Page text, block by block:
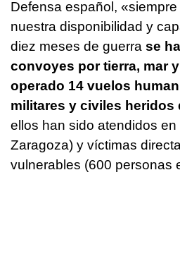
Defensa español,
nuestra disponibilidad y
diez meses de guerra se
convoyes por tierra, mar
operado 14 vuelos
militares y civiles heridos
ellos han sido atendidos en
Zaragoza) y víctimas
vulnerables (600 personas